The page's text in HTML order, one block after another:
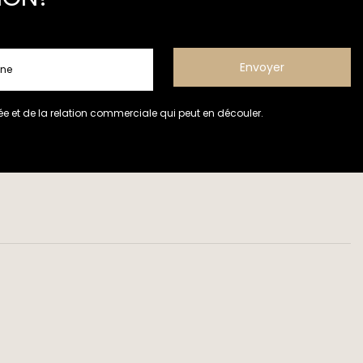
et de la relation commerciale qui peut en découler.